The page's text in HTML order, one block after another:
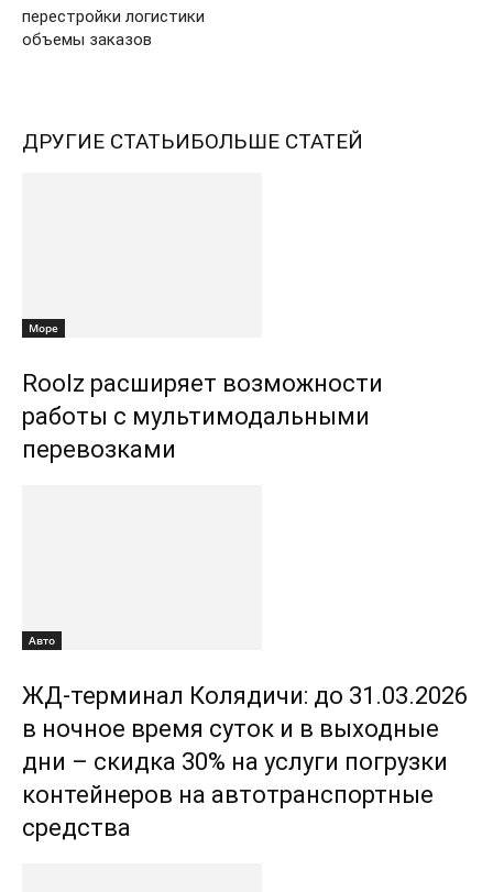
перестройки логистики
объемы заказов
ДРУГИЕ СТАТЬИБОЛЬШЕ СТАТЕЙ
Море
Roolz расширяет возможности
работы с мультимодальными
перевозками
Авто
ЖД-терминал Колядичи: до 31.03.2026
в ночное время суток и в выходные
дни – скидка 30% на услуги погрузки
контейнеров на автотранспортные
средства